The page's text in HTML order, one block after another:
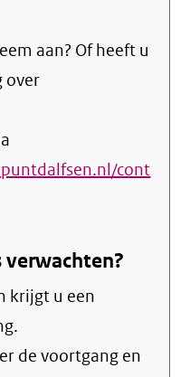
aan? Of heeft u
over
cont
krijgt u een
de voortgang en